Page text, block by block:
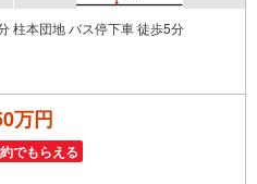
フォーム専門部署・ローン専門部署
、住宅ローンやリフォームについて
し付けください。
柱本団地 バス停下車 徒歩5分
万円
でもらえる